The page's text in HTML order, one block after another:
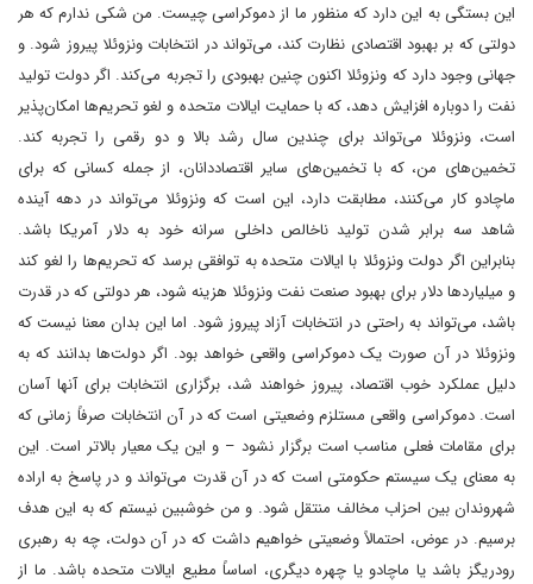
این بستگی به این دارد که منظور ما از دموکراسی چیست. من شکی ندارم که هر
دولتی که بر بهبود اقتصادی نظارت کند، می‌تواند در انتخابات ونزوئلا پیروز شود. و
جهانی وجود دارد که ونزوئلا اکنون چنین بهبودی را تجربه می‌کند. اگر دولت تولید
نفت را دوباره افزایش دهد، که با حمایت ایالات متحده و لغو تحریم‌ها امکان‌پذیر
است، ونزوئلا می‌تواند برای چندین سال رشد بالا و دو رقمی را تجربه کند.
تخمین‌های من، که با تخمین‌های سایر اقتصاددانان، از جمله کسانی که برای
ماچادو کار می‌کنند، مطابقت دارد، این است که ونزوئلا می‌تواند در دهه آینده
شاهد سه برابر شدن تولید ناخالص داخلی سرانه خود به دلار آمریکا باشد.
بنابراین اگر دولت ونزوئلا با ایالات متحده به توافقی برسد که تحریم‌ها را لغو کند
و میلیاردها دلار برای بهبود صنعت نفت ونزوئلا هزینه شود، هر دولتی که در قدرت
باشد، می‌تواند به راحتی در انتخابات آزاد پیروز شود. اما این بدان معنا نیست که
ونزوئلا در آن صورت یک دموکراسی واقعی خواهد بود. اگر دولت‌ها بدانند که به
دلیل عملکرد خوب اقتصاد، پیروز خواهند شد، برگزاری انتخابات برای آنها آسان
است. دموکراسی واقعی مستلزم وضعیتی است که در آن انتخابات صرفاً زمانی که
برای مقامات فعلی مناسب است برگزار نشود – و این یک معیار بالاتر است. این
به معنای یک سیستم حکومتی است که در آن قدرت می‌تواند و در پاسخ به اراده
شهروندان بین احزاب مخالف منتقل شود. و من خوشبین نیستم که به این هدف
برسیم. در عوض، احتمالاً وضعیتی خواهیم داشت که در آن دولت، چه به رهبری
رودریگز باشد یا ماچادو یا چهره دیگری، اساساً مطیع ایالات متحده باشد. ما از